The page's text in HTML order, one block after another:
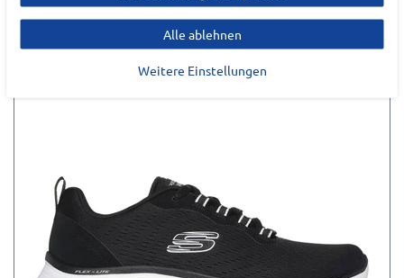
ZULETZT ANGESEHEN
Alle ablehnen
Weitere Einstellungen